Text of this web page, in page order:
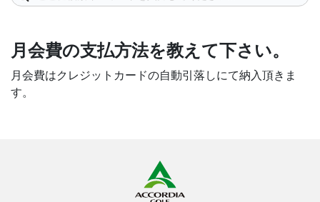
月会費の支払方法を教えて下さい。
月会費はクレジットカードの自動引落しにて納入頂きま
す。